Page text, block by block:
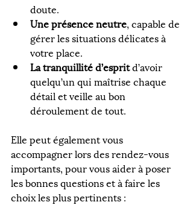
doute.
Une présence neutre, capable de
gérer les situations délicates à
votre place.
La tranquillité d’esprit d’avoir
quelqu’un qui maîtrise chaque
détail et veille au bon
déroulement de tout.
Elle peut également vous
accompagner lors des rendez-vous
importants, pour vous aider à poser
les bonnes questions et à faire les
choix les plus pertinents :